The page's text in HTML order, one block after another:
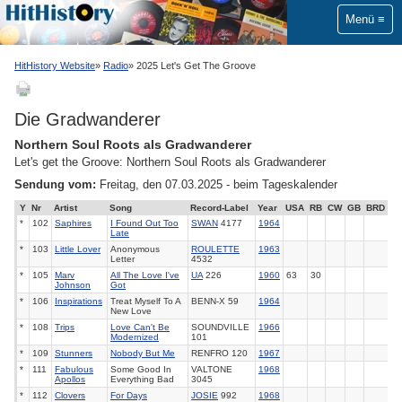
Menü
HitHistory Website Radio 2025 Let's Get The Groove
Die Gradwanderer
Northern Soul Roots als Gradwanderer
Let's get the Groove: Northern Soul Roots als Gradwanderer
Sendung vom: Freitag, den 07.03.2025 - beim Tageskalender
Y Nr Artist Song Record-Label Year USA RB CW GB BRD
*
102 Saphires
I Found Out Too
Late
SWAN 4177 1964
* 103 Little Lover
Anonymous
Letter
ROULETTE
4532
1963
* 105
Marv
Johnson
All The Love I've
Got
UA 226 1960 63 30
* 106 Inspirations
Treat Myself To A
New Love
BENN-X 59 1964
* 108 Trips
Love Can't Be
Modernized
SOUNDVILLE
101
1966
* 109 Stunners Nobody But Me RENFRO 120
1967
*
111
Fabulous
Apollos
Some Good In
Everything Bad
VALTONE
3045
1968
* 112 Clovers For Days JOSIE 992
1968